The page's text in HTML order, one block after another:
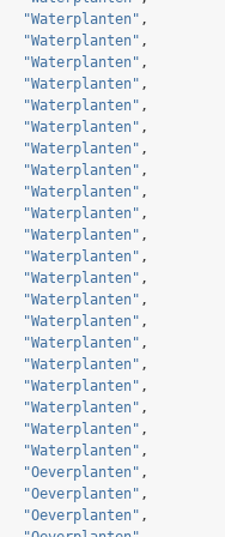
"Waterplanten"
"Waterplanten"
"Waterplanten"
"Waterplanten"
"Waterplanten"
"Waterplanten"
"Waterplanten"
"Waterplanten"
"Waterplanten"
"Waterplanten"
"Waterplanten"
"Waterplanten"
"Waterplanten"
"Waterplanten"
"Waterplanten"
"Waterplanten"
"Waterplanten"
"Waterplanten"
"Waterplanten"
"Waterplanten"
"Waterplanten"
"Oeverplanten"
"Oeverplanten"
"Oeverplanten"